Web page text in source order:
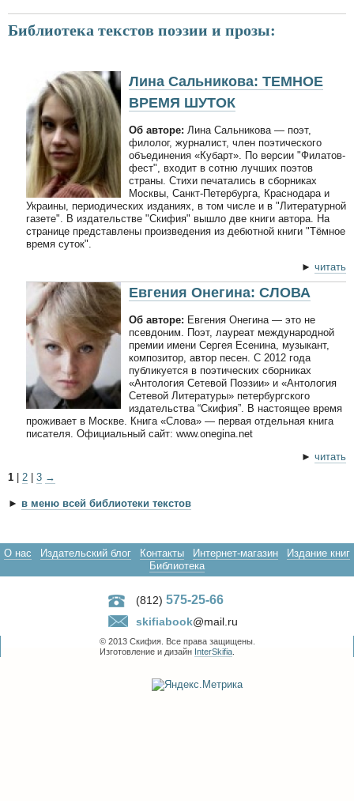
Библиотека текстов поэзии и прозы:
Лина Сальникова: ТЕМНОЕ
ВРЕМЯ ШУТОК
Об авторе: Лина Сальникова — поэт,
филолог, журналист, член поэтического
объединения «Кубарт». По версии "Филатов-
фест", входит в сотню лучших поэтов
страны. Стихи печатались в сборниках
Москвы, Санкт-Петербурга, Краснодара и
Украины, периодических изданиях, в том числе и в "Литературной
газете". В издательстве "Скифия" вышло две книги автора. На
странице представлены произведения из дебютной книги "Тёмное
время суток".
► читать
Евгения Онегина: СЛОВА
Об авторе: Евгения Онегина — это не
псевдоним. Поэт, лауреат международной
премии имени Сергея Есенина, музыкант,
композитор, автор песен. С 2012 года
публикуется в поэтических сборниках
«Антология Сетевой Поэзии» и «Антология
Сетевой Литературы» петербургского
издательства “Скифия”. В настоящее время
проживает в Москве. Книга «Слова» — первая отдельная книга
писателя. Официальный сайт: www.onegina.net
► читать
1 | 2 | 3 →
► в меню всей библиотеки текстов
О нас Издательский блог Контакты Интернет-магазин
Издание книг
Библиотека
(812) 575-25-66
skifiabook@mail.ru
© 2013 Скифия. Все права защищены.
Изготовление и дизайн InterSkifia.